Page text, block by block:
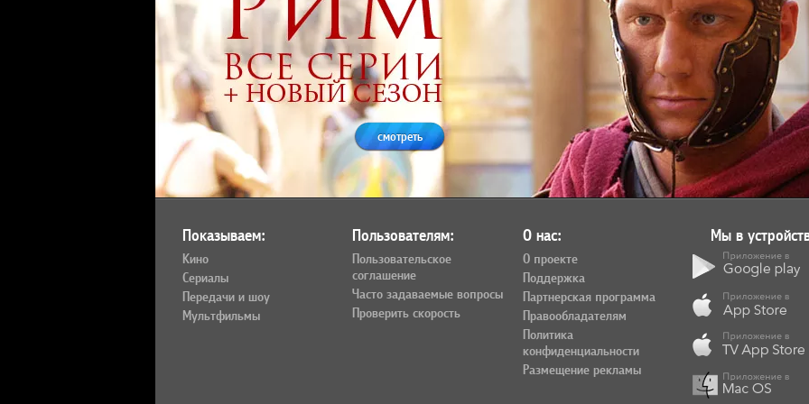
смотреть
Показываем:
Кино
Сериалы
Передачи и шоу
Мультфильмы
Пользователям:
Пользовательское
соглашение
Часто задаваемые вопросы
Проверить скорость
О нас:
О проекте
Поддержка
Партнерская программа
Правообладателям
Политика
конфиденциальности
Размещение рекламы
Мы в